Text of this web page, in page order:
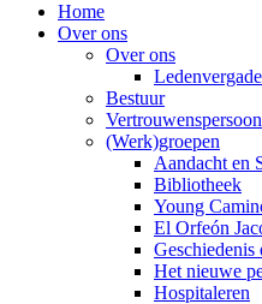
Home
Over ons
Over ons
Bestuur
Vertrouwenspersoon
(Werk)groepen
Aandacht en
Bibliotheek
Young
El Orfeón
Geschiedenis
Het nieuwe
Hospitaleren